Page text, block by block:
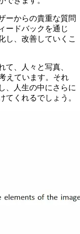
ーからの貴重な質問
ードバックを通じ
し、改善していくこ
て、人々と写真、
えています。それ
、人生の中にさらに
てくれるでしょう。